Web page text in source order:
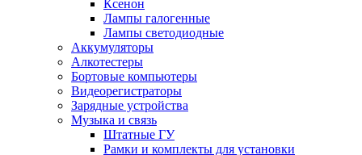
Ксенон
Лампы галогенные
Лампы светодиодные
Аккумуляторы
Алкотестеры
Бортовые компьютеры
Видеорегистраторы
Зарядные устройства
Музыка и связь
Штатные ГУ
Рамки и комплекты для установки